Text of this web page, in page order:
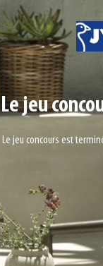
Le jeu
Le jeu concours est